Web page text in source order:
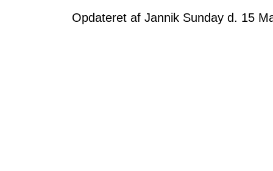
Opdateret af Jannik Sunday d. 15